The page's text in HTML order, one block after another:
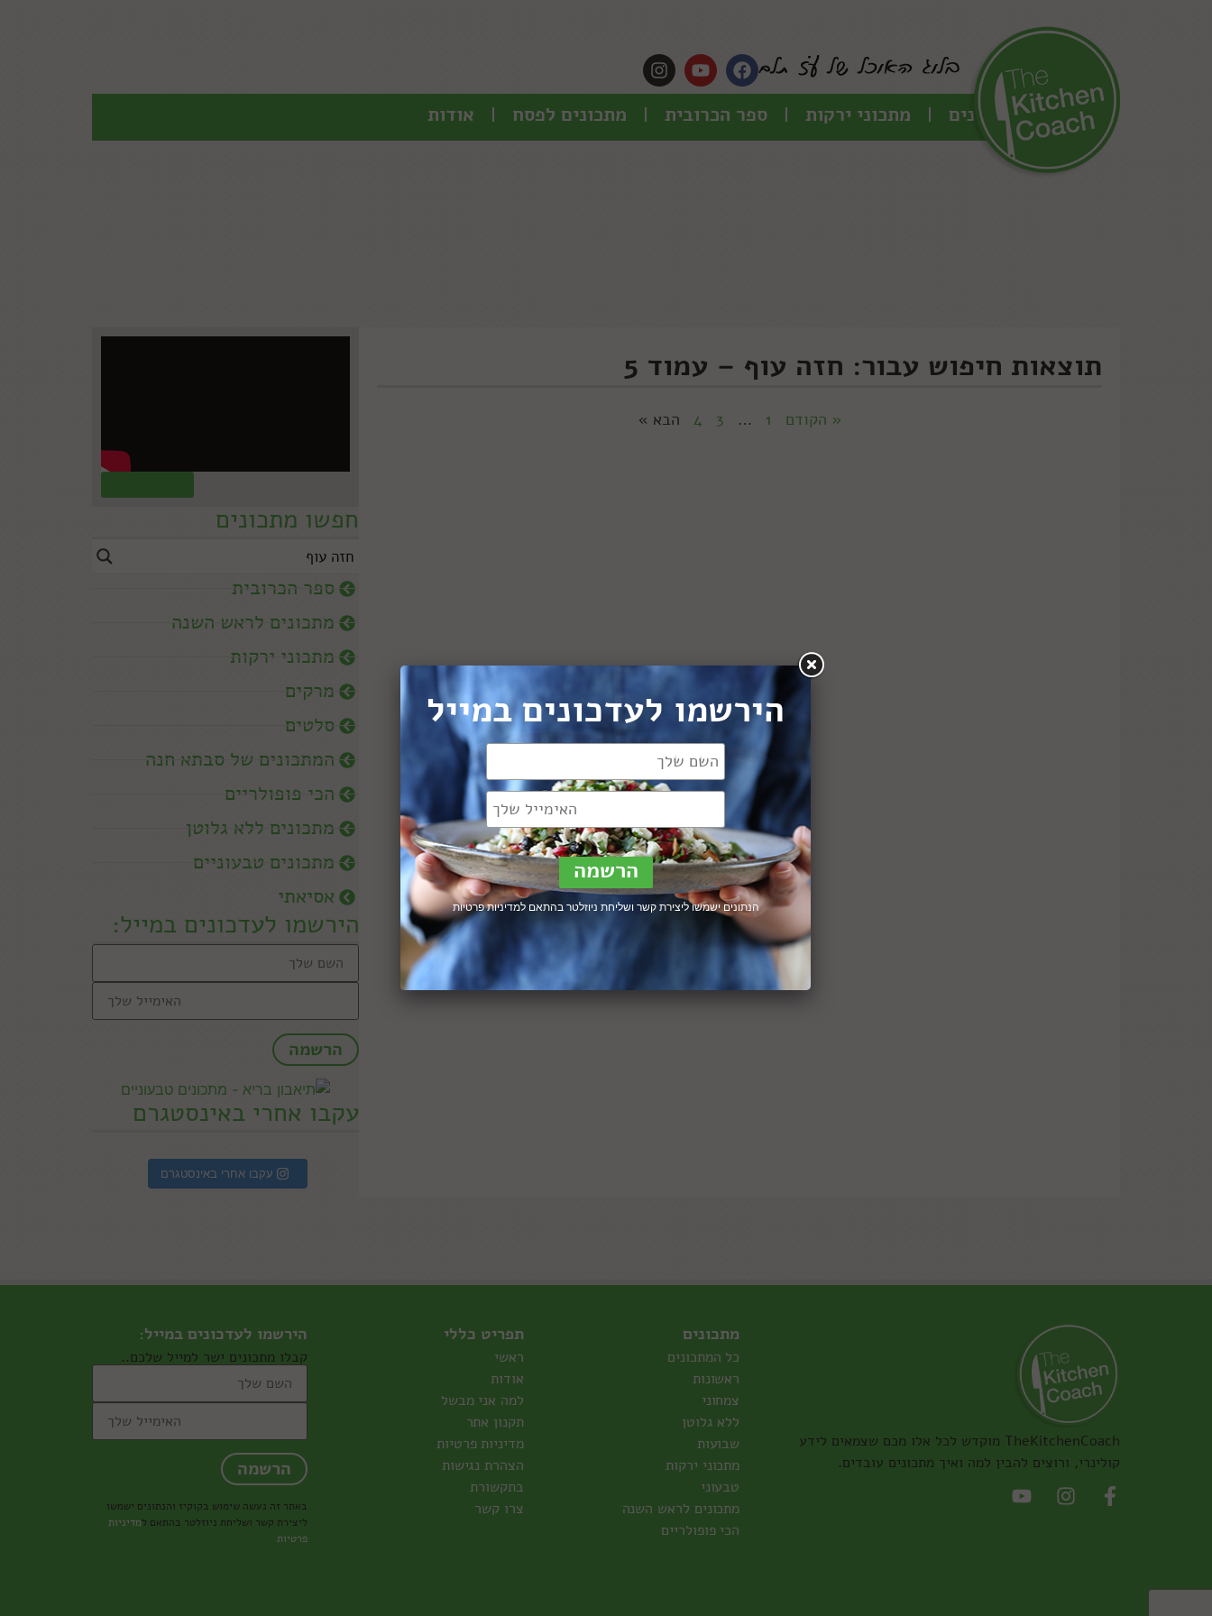
כל המתכונים מתכוני ירקות ספר הכרובית מתכונים לפסח אודות
חפשו מתכונים
ספר הכרובית
מתכונים לראש השנה
מתכוני ירקות
מרקים
סלטים
המתכונים של סבתא חנה
הכי פופולריים
מתכונים ללא גלוטן
מתכונים טבעוניים
אסיאתי
הירשמו לעדכונים במייל:
עקבו אחרי באינסטגרם
עקבו אחרי באינסטגרם
תוצאות חיפוש עבור: חזה עוף – עמוד 5
« הקודם 1
…
3
4 הבא »
TheKitchenCoach מוקדש לכל אלו מכם שצמאים לידע
קולינרי, ורוצים להבין למה ואיך מתכונים עובדים.
מתכונים
כל המתכונים
ראשונות
צמחוני
ללא גלוטן
שבועות
מתכוני ירקות
טבעוני
מתכונים לראש השנה
הכי פופולריים
תפריט כללי
ראשי
אודות
למה אני מבשל
תקנון אתר
מדיניות פרטיות
הצהרת נגישות
בתקשורת
צרו קשר
הירשמו לעדכונים במייל:
קבלו מתכונים ישר למייל שלכם..
באתר זה נעשה שימוש בקוקיז והנתונים ישמשו
ליצירת קשר ושליחת ניוזלטר בהתאם למדיניות
פרטיות
הירשמו לעדכונים במייל
הנתונים ישמשו ליצירת קשר ושליחת ניוזלטר בהתאם למדיניות פרטיות